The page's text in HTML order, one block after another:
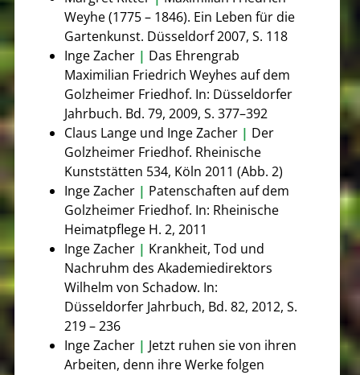
Weyhe (1775 – 1846). Ein Leben für die
Gartenkunst. Düsseldorf 2007, S. 118
Inge Zacher | Das Ehrengrab
Maximilian Friedrich Weyhes auf dem
Golzheimer Friedhof. In: Düsseldorfer
Jahrbuch. Bd. 79, 2009, S. 377–392
Claus Lange und Inge Zacher | Der
Golzheimer Friedhof. Rheinische
Kunststätten 534, Köln 2011 (Abb. 2)
Inge Zacher | Patenschaften auf dem
Golzheimer Friedhof. In: Rheinische
Heimatpflege H. 2, 2011
Inge Zacher | Krankheit, Tod und
Nachruhm des Akademiedirektors
Wilhelm von Schadow. In:
Düsseldorfer Jahrbuch, Bd. 82, 2012, S.
219 – 236
Inge Zacher | Jetzt ruhen sie von ihren
Arbeiten, denn ihre Werke folgen